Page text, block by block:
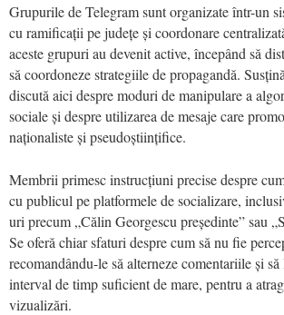
Grupurile de Telegram sunt organizate într-un
cu ramificații pe județe și coordonare
aceste grupuri au devenit active, începând să
să coordoneze strategiile de propagandă.
discută aici despre moduri de manipulare a
sociale și despre utilizarea de mesaje care
naționaliste și pseudoștiințifice.
Membrii primesc instrucțiuni precise despre
cu publicul pe platformele de socializare,
uri precum „Călin Georgescu președinte” sau
Se oferă chiar sfaturi despre cum să nu fie
recomandându-le să alterneze comentariile și
interval de timp suficient de mare, pentru a
vizualizări.